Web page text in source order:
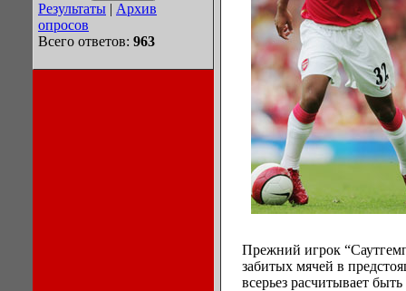
Результаты | Архив
опросов
Всего ответов: 963
Прежний игрок
забитых мячей в
всерьез расчитывает